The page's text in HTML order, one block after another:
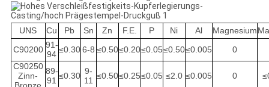
UNS Cu Pb Sn Zn F.E. P Ni Al Magnesium
C90200 91-
94 ≤0.306-8 ≤0.50≤0.20≤0.05≤0.50≤0.005
0
C90250
Zinn-
89-
91 ≤0.30 9-
11 ≤0.50≤0.25≤0.05 ≤2.0 ≤0.005 0